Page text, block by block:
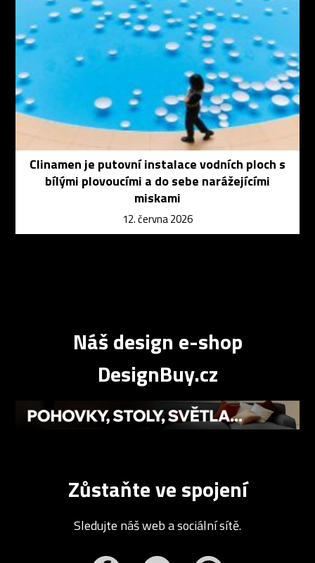
Clinamen je putovní instalace vodních ploch s
bílými plovoucími a do sebe narážejícími
miskami
12. června 2026
Náš design e-shop
DesignBuy.cz
Zůstaňte ve spojení
Sledujte náš web a sociální sítě.